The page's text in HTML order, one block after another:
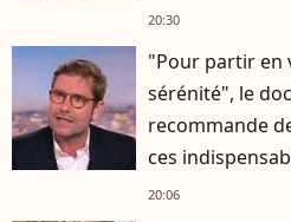
20:30
"Pour partir en
sérénité", le
recommande
ces
20:06